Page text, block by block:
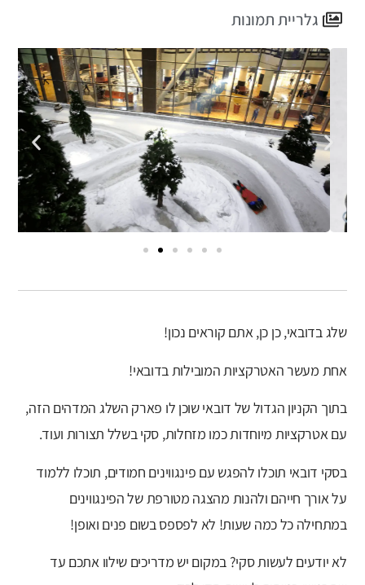
גלריית תמונות
שלג בדובאי, כן כן, אתם קוראים נכון!
אחת מעשר האטרקציות המובילות בדובאי!
בתוך הקניון הגדול של דובאי שוכן לו פארק השלג המדהים הזה,
עם אטרקציות מיוחדות כמו מזחלות, סקי בשלל תצורות ועוד.
בסקי דובאי תוכלו להפגש עם פינגווינים חמודים, תוכלו ללמוד
על אורך חייהם ולהנות מהצגה מטורפת של הפינגווינים
במתחילה כל כמה שעות! לא לפספס בשום פנים ואופן!
לא יודעים לעשות סקי? במקום יש מדריכים שילוו אתכם עד